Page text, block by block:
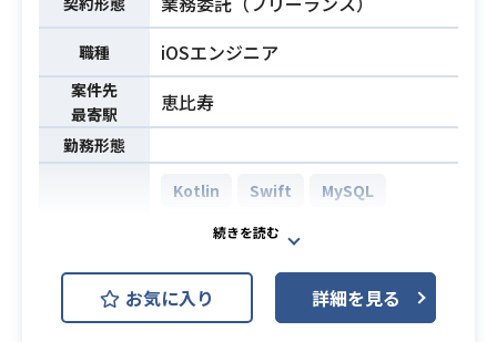
マイクロサービスアーキテクチャを
採用し、複数のサービス（アプリケ
ーション）により構成されていま
す。
それぞれのサービスはおもに、「Ru
ド」、および「iOS・Androidのネイ
ティブアプリケーション」の開発を
開発、およびデプロイはdockerを利
用したCI環境を構築しております。
ができる情報インフラになる」こと
を目指しています。
日々拡充するサービスについて、プ
ロダクトのフロントエンドの開発を
担っていただけるメンバーを募集し
ています。
また、メンバーは高い成長意欲を持
やスマホのUI／UX、DeepLearning
やAIに至るまで、興味を持ったとこ
ろからスキルを学習し、新しい価値
やサービスの提供を実現していま
職種 iOSエンジニア
案件先
最寄駅
恵比寿
勤務形態
開発環境
Kotlin Swift
MySQL
PostgreSQL
AWS (Amazon Web Services)
GCP (Google Cloud Platform)
お気に入り 詳細を見る